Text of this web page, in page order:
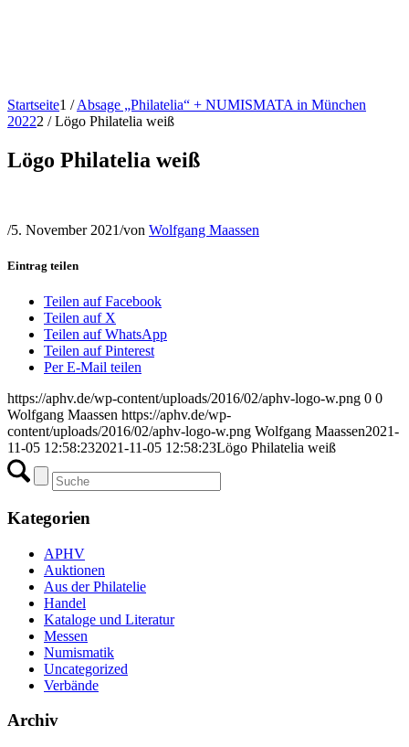
Startseite1 / Absage „Philatelia“ + NUMISMATA in München
20222 / Lögo Philatelia weiß
Lögo Philatelia weiß
/5. November 2021/von Wolfgang Maassen
Eintrag teilen
Teilen auf Facebook
Teilen auf X
Teilen auf WhatsApp
Teilen auf Pinterest
Per E-Mail teilen
https://aphv.de/wp-content/uploads/2016/02/aphv-logo-w.png 0 0
Wolfgang Maassen https://aphv.de/wp-
content/uploads/2016/02/aphv-logo-w.png Wolfgang Maassen2021-
11-05 12:58:232021-11-05 12:58:23Lögo Philatelia weiß
Kategorien
APHV
Auktionen
Aus der Philatelie
Handel
Kataloge und Literatur
Messen
Numismatik
Uncategorized
Verbände
Archiv